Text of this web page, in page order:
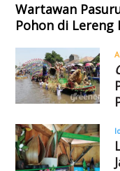
Wartawan
Pohon di Lereng